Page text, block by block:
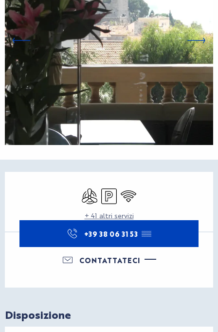
Orari e contatti
Aria condizionata
Parcheggio
Wi-Fi
+ 41 altri servizi
+39 38 06 31 53 ▒▒
CONTATTATECI
Disposizione